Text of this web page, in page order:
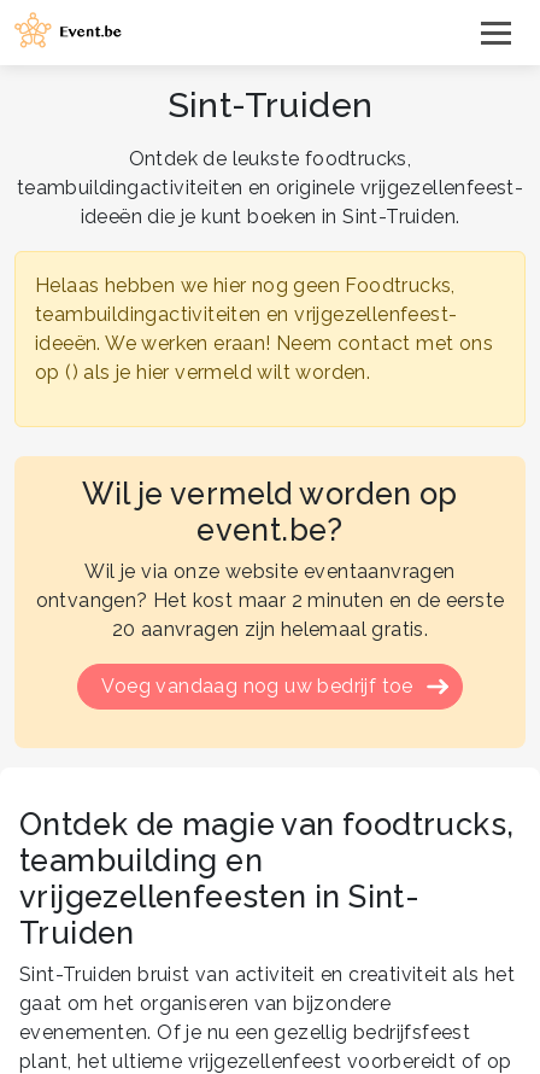
Sint-Truiden
Ontdek de leukste foodtrucks,
teambuildingactiviteiten en originele vrijgezellenfeest-
ideeën die je kunt boeken in Sint-Truiden.
Helaas hebben we hier nog geen Foodtrucks,
teambuildingactiviteiten en vrijgezellenfeest-
ideeën. We werken eraan! Neem contact met ons
op () als je hier vermeld wilt worden.
Wil je vermeld worden op
event.be?
Wil je via onze website eventaanvragen
ontvangen? Het kost maar 2 minuten en de eerste
20 aanvragen zijn helemaal gratis.
Voeg vandaag nog uw bedrijf toe
Ontdek de magie van foodtrucks,
teambuilding en
vrijgezellenfeesten in Sint-
Truiden
Sint-Truiden bruist van activiteit en creativiteit als het
gaat om het organiseren van bijzondere
evenementen. Of je nu een gezellig bedrijfsfeest
plant, het ultieme vrijgezellenfeest voorbereidt of op